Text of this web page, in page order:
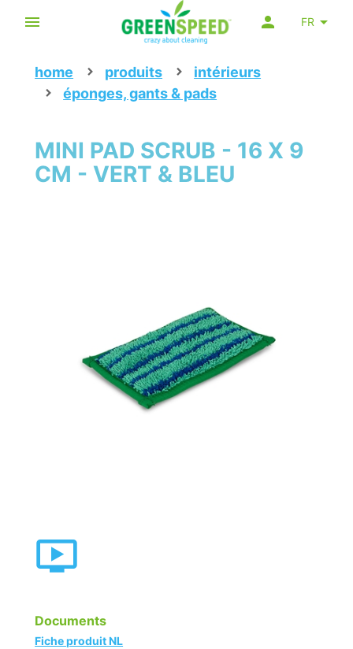
FR
home produits
intérieurs
éponges, gants & pads
MINI PAD SCRUB - 16 X 9
CM - VERT & BLEU
Documents
Fiche produit NL